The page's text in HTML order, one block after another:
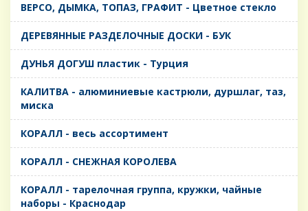
ВЕРСО, ДЫМКА, ТОПАЗ, ГРАФИТ - Цветное стекло
ДЕРЕВЯННЫЕ РАЗДЕЛОЧНЫЕ ДОСКИ - БУК
ДУНЬЯ ДОГУШ пластик - Турция
КАЛИТВА - алюминиевые кастрюли, дуршлаг, таз,
миска
КОРАЛЛ - весь ассортимент
КОРАЛЛ - СНЕЖНАЯ КОРОЛЕВА
КОРАЛЛ - тарелочная группа, кружки, чайные
наборы - Краснодар